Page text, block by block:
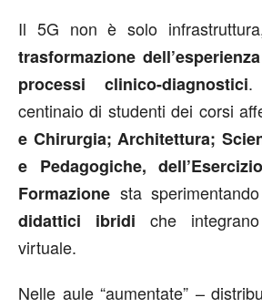
Il 5G non è solo
trasformazione
processi clinico-diagnostici.
centinaio di studenti dei corsi
e Chirurgia; Architettura;
e Pedagogiche,
Formazione sta sperimentando
didattici ibridi che
virtuale.
Nelle aule “aumentate” –